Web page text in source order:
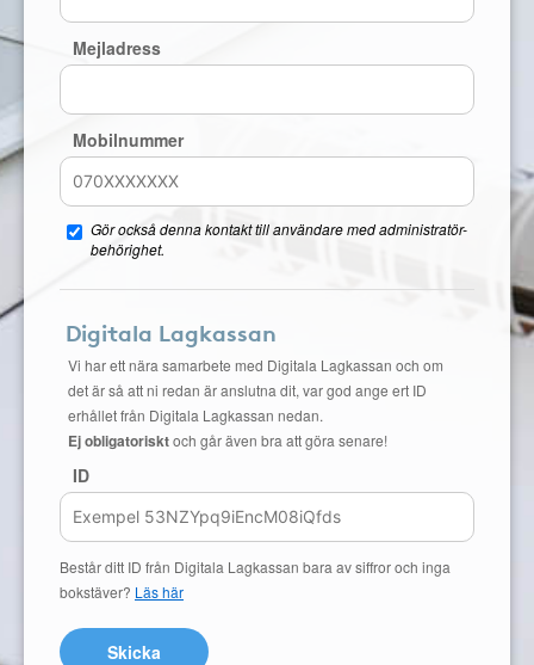
Mejladress
Mobilnummer
Gör också denna kontakt till användare med administratör-
behörighet.
Digitala Lagkassan
Vi har ett nära samarbete med Digitala Lagkassan och om
det är så att ni redan är anslutna dit, var god ange ert ID
erhållet från Digitala Lagkassan nedan.
Ej obligatorisktoch går även bra att göra senare!
ID
Består ditt ID från Digitala Lagkassan bara av siffror och inga
bokstäver? Läs här
Skicka